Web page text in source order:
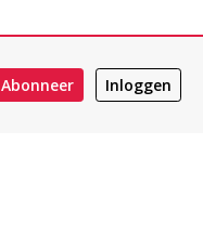
Abonneer Inloggen